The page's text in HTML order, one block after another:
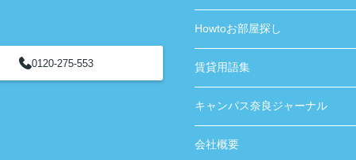
0120-275-553
Howtoお部屋探し
賃貸用語集
キャンパス奈良ジャーナル
会社概要